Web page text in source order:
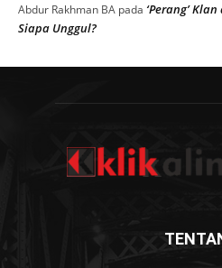
Abdur Rakhman BA pada ‘Perang’
Siapa Unggul?